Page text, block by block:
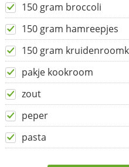
150 gram broccoli
150 gram hamreepjes
150 gram
pakje kookroom
zout
peper
pasta